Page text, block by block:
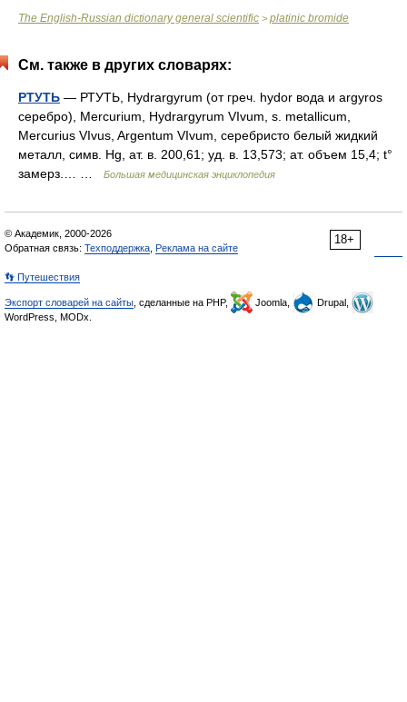
The English-Russian dictionary general scientific > platinic bromide
См. также в других словарях:
РТУТЬ — РТУТЬ, Hydrargyrum (от греч. hydor вода и argyros
серебро), Mercurium, Hydrargyrum VІvum, s. metallicum,
Mercurius VІvus, Argentum VІvum, серебристо белый жидкий
металл, симв. Hg, ат. в. 200,61; уд. в. 13,573; ат. объем 15,4; t°
замерз.… …
Большая медицинская энциклопедия
18+
© Академик, 2000-2026
Обратная связь: Техподдержка Реклама на сайте
👣 Путешествия
Экспорт словарей на сайты , сделанные на PHP, Joomla,
Drupal,
WordPress, MODx.